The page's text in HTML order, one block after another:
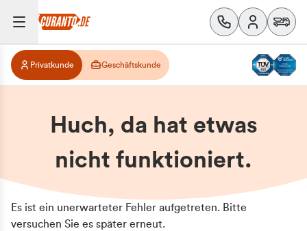
Privatkunde Geschäftskunde
Huch, da hat etwas
nicht funktioniert.
Es ist ein unerwarteter Fehler aufgetreten. Bitte
versuchen Sie es später erneut.